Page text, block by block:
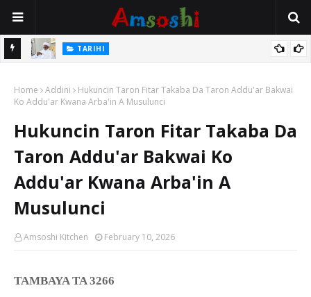
Mata TARIHI
Hassan
Home Addini
Hukuncin Taron Fitar Takaba Da Taron Addu'ar Bakwai
Ko Addu'ar Kwana Arba'in A Musulunci
Hukuncin Taron Fitar Takaba Da
Taron Addu'ar Bakwai Ko
Addu'ar Kwana Arba'in A
Musulunci
Amsoshi Kitchen February 10, 2026
TAMBAYA TA 3266